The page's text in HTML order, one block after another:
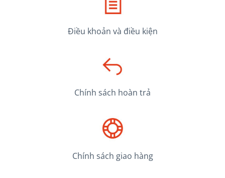
Điều khoản và điều kiện
Chính sách hoàn trả
Chính sách giao hàng